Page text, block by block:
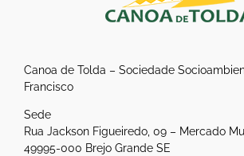
Canoa de Tolda – Sociedade
Francisco
Sede
Rua Jackson Figueiredo, 09 – Mercado
49995-000 Brejo Grande SE